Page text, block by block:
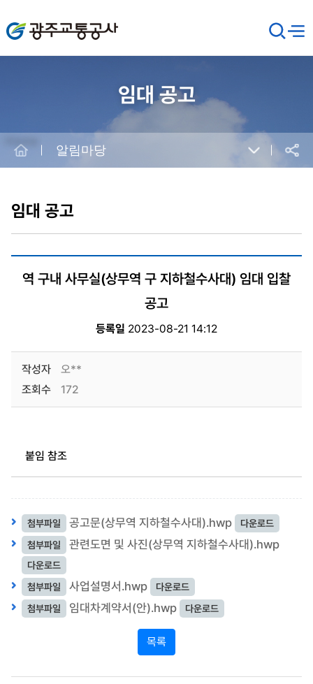
광주교통공사
검
색
창
메뉴
임대 공고
공유
알림마당
임대 공고
역 구내 사무실(상무역 구 지하철수사대) 임대 입찰
공고
등록일 2023-08-21 14:12
작성자
오**
조회수
172
붙임 참조
첨부파일 공고문(상무역 지하철수사대).hwp
다운로드
첨부파일
관련도면 및 사진(상무역 지하철수사대).hwp
다운로드
첨부파일
사업설명서.hwp
다운로드
첨부파일
임대차계약서(안).hwp 다운로드
목록